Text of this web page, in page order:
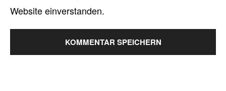
Website einverstanden.